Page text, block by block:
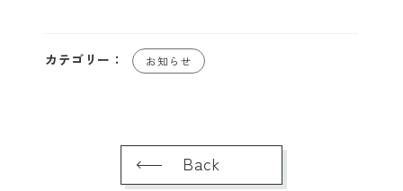
カテゴリー： お知らせ
Back